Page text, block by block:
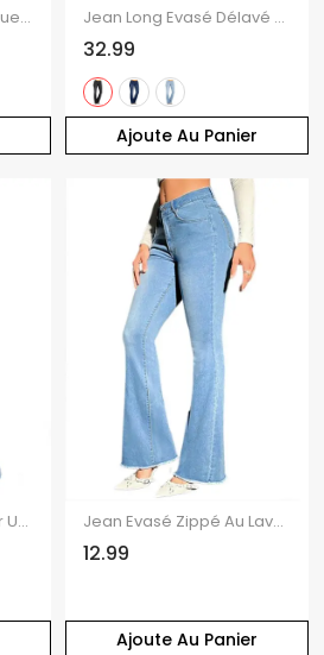
Jean skinny avec braguette boutonnée et poche, taille haute, pantalon long en denim
Ajoute Au Panier
Jean Long Evasé Délavé Surpiqûres avec Poches en Denim à Braguette Zippée
32.99
Jean Evasé en Couleur Unie avec Poches à Lacets
Ajoute Au Panier
Jean Evasé Zippé Au Lavage Léger à Ourlet Effrangé
12.99